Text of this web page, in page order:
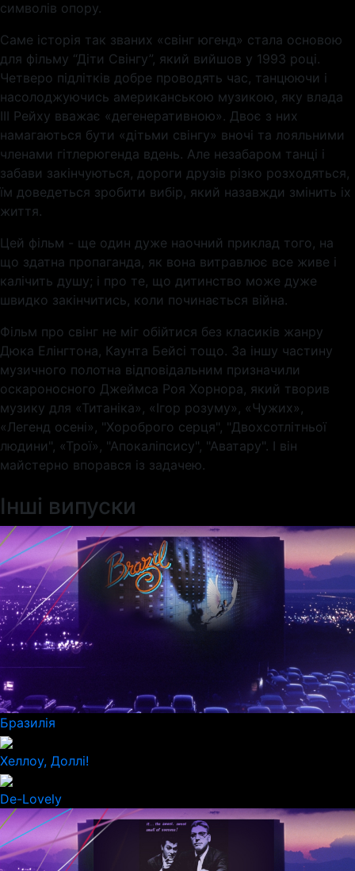
символів опору.
Саме історія так званих «свінг югенд» стала основою
для фільму “Діти Свінгу”, який вийшов у 1993 році.
Четверо підлітків добре проводять час, танцюючи і
насолоджуючись американською музикою, яку влада
III Рейху вважає «дегенеративною». Двоє з них
намагаються бути «дітьми свінгу» вночі та лояльними
членами гітлерюгенда вдень. Але незабаром танці і
забави закінчуються, дороги друзів різко розходяться,
їм доведеться зробити вибір, який назавжди змінить іх
життя.
Цей фільм - ще один дуже наочний приклад того, на
що здатна пропаганда, як вона витравлює все живе і
калічить душу; і про те, що дитинство може дуже
швидко закінчитись, коли починається війна.
Фільм про свінг не міг обійтися без класиків жанру
Дюка Елінгтона, Каунта Бейсі тощо. За іншу частину
музичного полотна відповідальним призначили
оскароносного Джеймса Роя Хорнора, який творив
музику для «Титаніка», «Ігор розуму», «Чужих»,
«Легенд осені», "Хороброго серця", "Двохсотлітньої
людини", «Трої», "Апокаліпсису", "Аватару". І він
майстерно впорався із задачею.
Інші випуски
Бразилія
Хеллоу, Доллі!
De-Lovely